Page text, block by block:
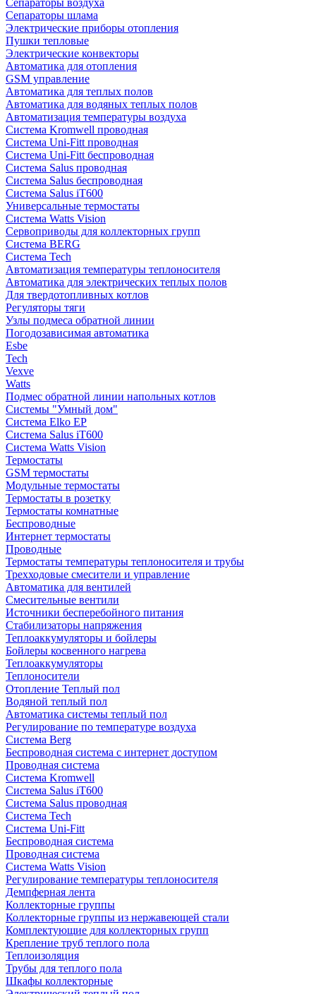
Сепараторы шлама
Электрические приборы отопления
Пушки тепловые
Электрические конвекторы
Автоматика для отопления
GSM управление
Автоматика для теплых полов
Автоматика для водяных теплых полов
Автоматизация температуры воздуха
Система Kromwell проводная
Система Uni-Fitt проводная
Система Uni-Fitt беспроводная
Система Salus проводная
Система Salus беспроводная
Система Salus iT600
Универсальные термостаты
Система Watts Vision
Сервоприводы для коллекторных групп
Система BERG
Система Tech
Автоматизация температуры теплоносителя
Автоматика для электрических теплых полов
Для твердотопливных котлов
Регуляторы тяги
Узлы подмеса обратной линии
Погодозависимая автоматика
Esbe
Tech
Vexve
Watts
Подмес обратной линии напольных котлов
Системы "Умный дом"
Система Elko EP
Система Salus iT600
Система Watts Vision
Термостаты
GSM термостаты
Модульные термостаты
Термостаты в розетку
Термостаты комнатные
Беспроводные
Интернет термостаты
Проводные
Термостаты температуры теплоносителя и трубы
Трехходовые смесители и управление
Автоматика для вентилей
Смесительные вентили
Источники бесперебойного питания
Стабилизаторы напряжения
Теплоаккумуляторы и бойлеры
Бойлеры косвенного нагрева
Теплоаккумуляторы
Теплоносители
Отопление Теплый пол
Водяной теплый пол
Автоматика системы теплый пол
Регулирование по температуре воздуха
Система Berg
Беспроводная система с интернет доступом
Проводная система
Система Kromwell
Система Salus iT600
Система Salus проводная
Система Tech
Система Uni-Fitt
Беспроводная система
Проводная система
Система Watts Vision
Регулирование температуры теплоносителя
Демпферная лента
Коллекторные группы
Коллекторные группы из нержавеющей стали
Комплектующие для коллекторных групп
Крепление труб теплого пола
Теплоизоляция
Трубы для теплого пола
Шкафы коллекторные